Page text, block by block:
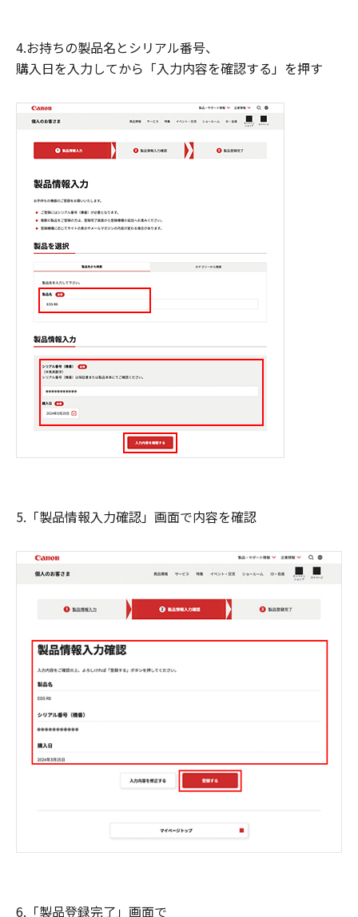
4.お持ちの製品名とシリアル番号、
購入日を入力してから「入力内容を確認する」を押す
5.「製品情報入力確認」画面で内容を確認
6.「製品登録完了」画面で